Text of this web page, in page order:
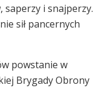
i snajperzy.
sił pancernych
powstanie w
Brygady Obrony